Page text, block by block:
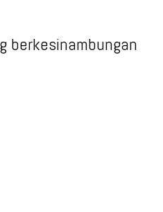
berkesinambungan